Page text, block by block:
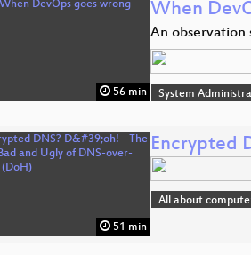
56 min
When
An observation
System
51 min
Encrypted
All about